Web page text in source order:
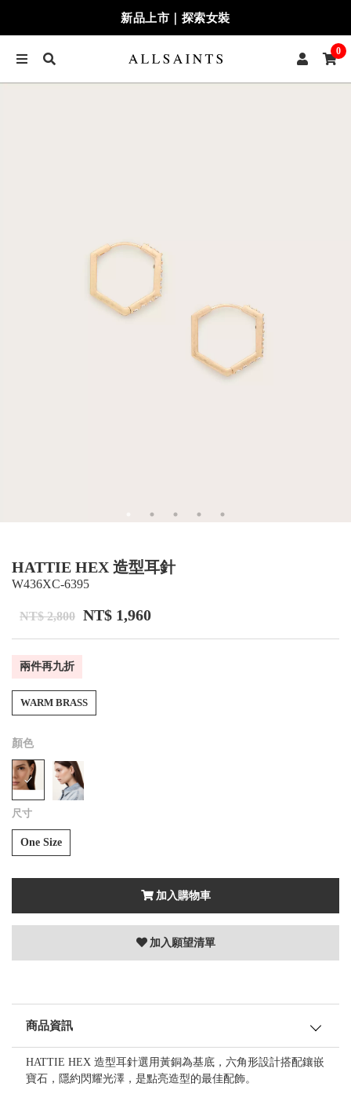
新品上市｜探索女裝
0
HATTIE HEX 造型耳針
W436XC-6395
NT$ 2,800 NT$ 1,960
兩件再九折
WARM BRASS
顏色
尺寸
One Size
加入購物車
加入願望清單
商品資訊
HATTIE HEX 造型耳針選用黃銅為基底，六角形設計搭配鑲嵌
寶石，隱約閃耀光澤，是點亮造型的最佳配飾。